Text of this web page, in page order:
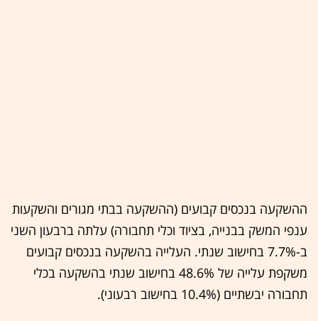
ההשקעה בנכסים קבועים (ההשקעה בבתי מגורים והשקעות
ענפי המשק בבנייה, בציוד וכלי תחבורה) עלתה ברבעון השני
ב-7.7% בחישוב שנתי. העלייה בהשקעה בנכסים קבועים
משקפת עלייה של 48.6% בחישוב שנתי בהשקעה בכלי
תחבורה יבשתיים (10.4% בחישוב רבעוני).